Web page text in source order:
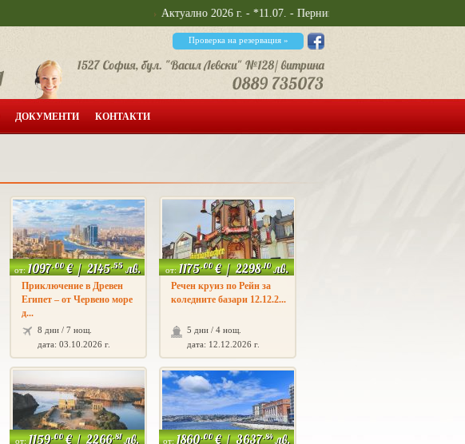
Актуално 2026 г. - *11.07. - Перник, крепостта Кракра и Калкаски
Проверка на резервация »
ДОКУМЕНТИ КОНТАКТИ
от:1097.00 € / 2145.55 лв.
Приключение в Древен
Египет – от Червено море
д...
8 дни / 7 нощ.
дата: 03.10.2026 г.
от:1175.00 € / 2298.10 лв.
Речен круиз по Рейн за
коледните базари 12.12.2...
5 дни / 4 нощ.
дата: 12.12.2026 г.
от:1159.00 € / 2266.81 лв. от:1860.00 € / 3637.84 лв.